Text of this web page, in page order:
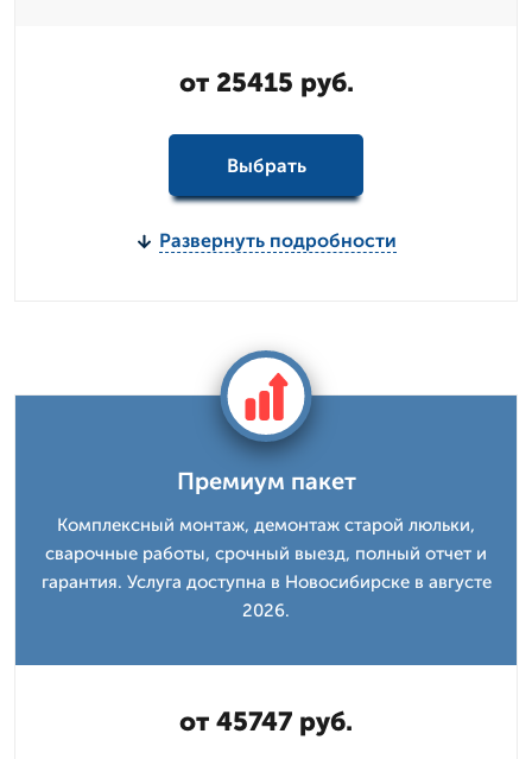
от 25415 руб.
Выбрать
Развернуть подробности
Премиум пакет
Комплексный монтаж, демонтаж старой люльки,
сварочные работы, срочный выезд, полный отчет и
гарантия. Услуга доступна в Новосибирске в августе
2026.
от 45747 руб.